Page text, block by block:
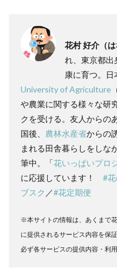
花村 好介（は
れ、東京都出
康に育つ。日
University of Agriculture
や農業に関する様々な研
クを受ける。友人からの
国後、 農林水産省からの
まれる田舎暮らしをしな
筆中。「花いっぱいプロ
に応援しています！ #
ブスク ／#花定期便
※本サイトの情報は、あくまで
に提供されるサービス内容を保
必ず各サービスの提供内容・利